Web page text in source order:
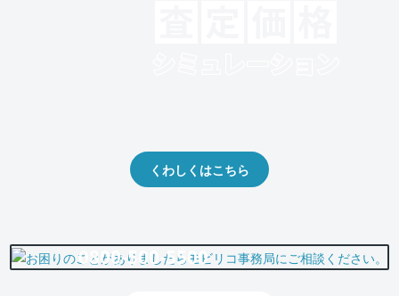
くわしくはこちら
0800-500-5500